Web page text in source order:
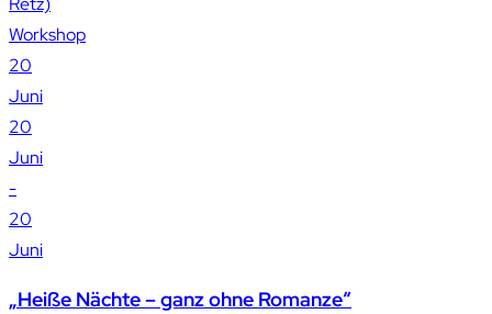
Workshop
20
Juni
20
Juni
-
20
Juni
„Heiße Nächte – ganz ohne Romanze“